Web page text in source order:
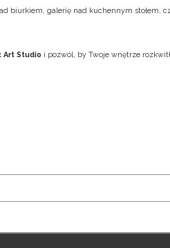
biurkiem, galerię nad kuchennym stołem,
Art Studio i pozwól, by Twoje wnętrze